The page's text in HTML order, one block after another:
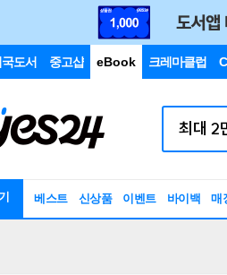
도서 중고샵 eBook 크레마클럽
베스트 신상품 이벤트 바이백 매